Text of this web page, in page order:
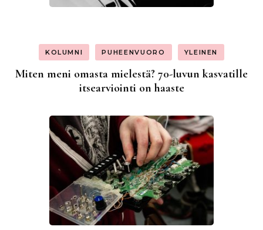
KOLUMNI PUHEENVUORO YLEINEN
Miten meni omasta mielestä? 70-luvun kasvatille
itsearviointi on haaste